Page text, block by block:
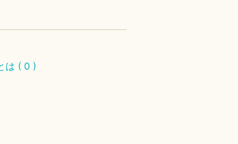
は ( 0 )